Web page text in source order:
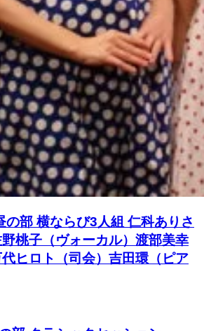
の部 横ならび3人組 仁科ありさ
野桃子（ヴォーカル）渡部美幸
代ヒロト（司会）吉田環（ピア